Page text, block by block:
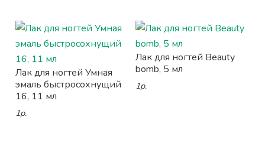
Лак для ногтей Умная
эмаль быстросохнущий
16, 11 мл
1р.
Лак для ногтей Beauty
bomb, 5 мл
1р.